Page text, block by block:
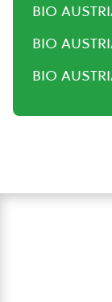
BIO
BIO
BIO